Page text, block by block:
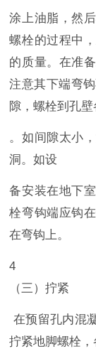
涂上油脂，然
螺栓的过程中
的质量。在准
注意其下端弯
隙，螺栓到孔
。如间隙太小
洞。如设
备安装在地下
栓弯钩端应钩
在弯钩上。
4
（三）拧紧
在预留孔内混
拧紧地脚螺栓，